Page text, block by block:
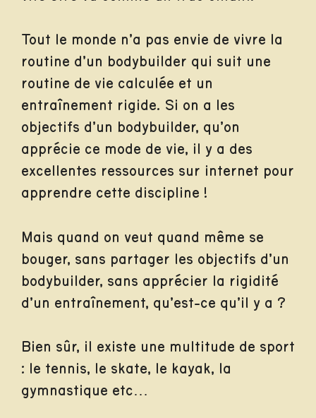
Tout le monde n’a pas envie de vivre la
routine d’un bodybuilder qui suit une
routine de vie calculée et un
entraînement rigide. Si on a les
objectifs d’un bodybuilder, qu’on
apprécie ce mode de vie, il y a des
excellentes ressources sur internet pour
apprendre cette discipline !
Mais quand on veut quand même se
bouger, sans partager les objectifs d’un
bodybuilder, sans apprécier la rigidité
d’un entraînement, qu’est-ce qu’il y a ?
Bien sûr, il existe une multitude de sport
: le tennis, le skate, le kayak, la
gymnastique etc…